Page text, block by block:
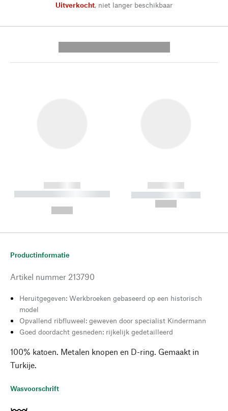
Uitverkocht, niet langer beschikbaar
------------
----------- ----------- --------
------------
----------- -----------
Productinformatie
Artikel nummer 213790
Heruitgegeven: Werkbroeken gebaseerd op een historisch
model
Opvallend ribfluweel: geweven door specialist Kindermann
Goed doordacht gesneden: rijkelijk gedetailleerd
100% katoen. Metalen knopen en D-ring. Gemaakt in
Turkije.
Wasvoorschrift